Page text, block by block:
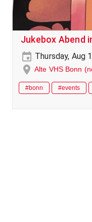
Jukebox Abend
Thursday, Aug
Alte VHS Bonn
#bonn #events